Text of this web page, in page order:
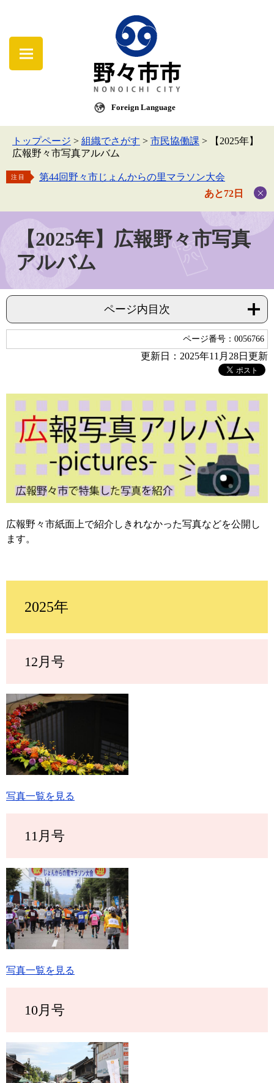
Foreign Language
トップページ > 組織でさがす > 市民協働課 >
【2025年】
広報野々市写真アルバム
注目
第44回野々市じょんからの里マラソン大会
あと72日
【2025年】広報野々市写真
アルバム
ページ内目次
ページ番号：0056766
更新日：2025年11月28日更新
広報野々市紙面上で紹介しきれなかった写真などを公開し
ます。
2025年
12月号
写真一覧を見る
11月号
写真一覧を見る
10月号